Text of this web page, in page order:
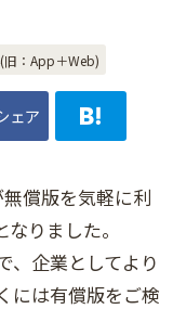
：App＋Web)
ェア
償版を気軽に利
りました。
、企業としてより
には有償版をご検